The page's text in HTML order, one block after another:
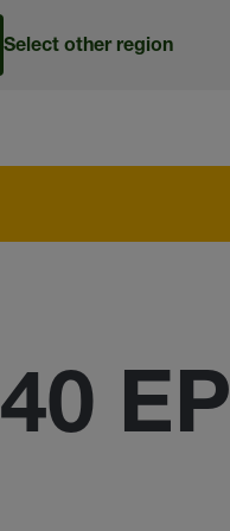
Select other region
EP